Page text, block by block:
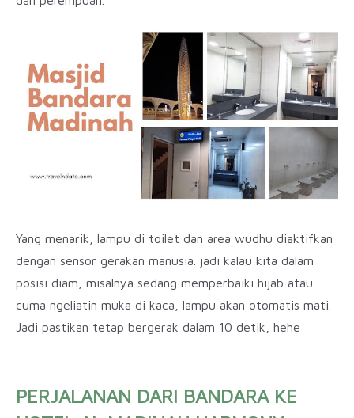
Yang menarik, lampu di toilet dan area wudhu diaktifkan
dengan sensor gerakan manusia. jadi kalau kita dalam
posisi diam, misalnya sedang memperbaiki hijab atau
cuma ngeliatin muka di kaca, lampu akan otomatis mati.
Jadi pastikan tetap bergerak dalam 10 detik, hehe
PERJALANAN DARI BANDARA KE